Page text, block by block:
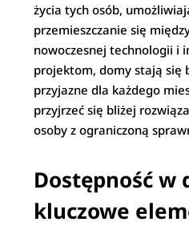
życia tych osób,
przemieszczanie się
nowoczesnej technologii i
projektom, domy stają się
przyjazne dla każdego
przyjrzeć się bliżej
osoby z ograniczoną
Dostępność w
kluczowe